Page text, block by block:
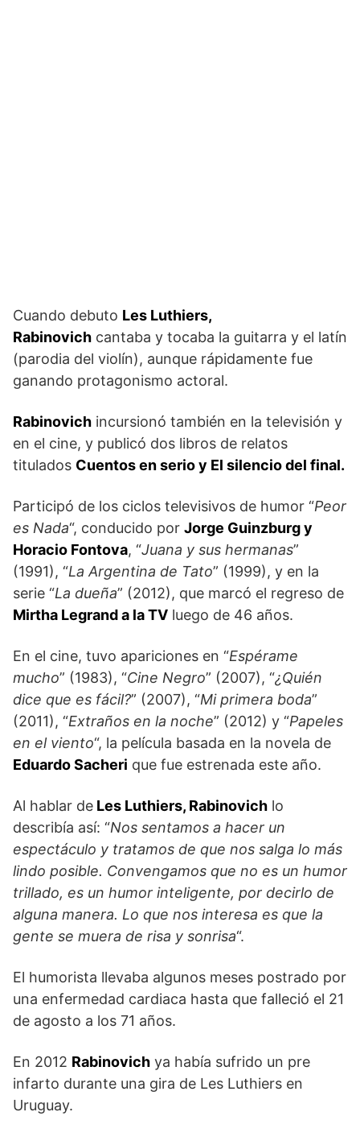
Cuando debuto Les Luthiers,
Rabinovich cantaba y tocaba la guitarra y el latín
(parodia del violín), aunque rápidamente fue
ganando protagonismo actoral.
Rabinovich incursionó también en la televisión y
en el cine, y publicó dos libros de relatos
titulados Cuentos en serio y El silencio del final.
Participó de los ciclos televisivos de humor “Peor
es Nada“, conducido por Jorge Guinzburg y
Horacio Fontova, “Juana y sus hermanas”
(1991), “La Argentina de Tato” (1999), y en la
serie “La dueña” (2012), que marcó el regreso de
Mirtha Legrand a la TV luego de 46 años.
En el cine, tuvo apariciones en “Espérame
mucho” (1983), “Cine Negro” (2007), “¿Quién
dice que es fácil?” (2007), “Mi primera boda”
(2011), “Extraños en la noche” (2012) y “Papeles
en el viento“, la película basada en la novela de
Eduardo Sacheri que fue estrenada este año.
Al hablar de Les Luthiers, Rabinovich lo
describía así: “Nos sentamos a hacer un
espectáculo y tratamos de que nos salga lo más
lindo posible. Convengamos que no es un humor
trillado, es un humor inteligente, por decirlo de
alguna manera. Lo que nos interesa es que la
gente se muera de risa y sonrisa“.
El humorista llevaba algunos meses postrado por
una enfermedad cardiaca hasta que falleció el 21
de agosto a los 71 años.
En 2012 Rabinovich ya había sufrido un pre
infarto durante una gira de Les Luthiers en
Uruguay.